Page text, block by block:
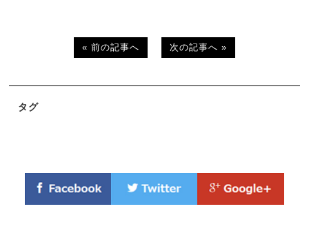
« 前の記事へ 次の記事へ »
タグ